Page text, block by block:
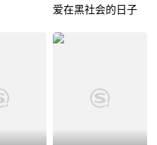
爱在黑社会的日子